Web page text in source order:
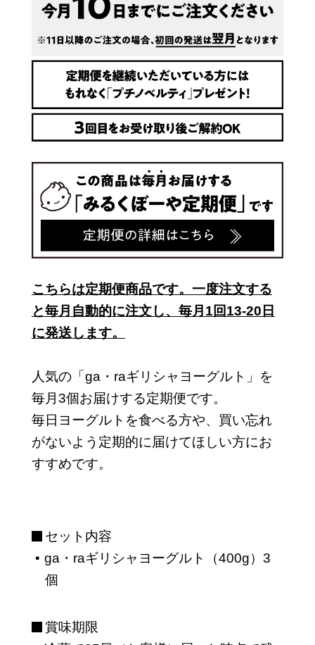
こちらは定期便商品です。一度注文する
と毎月自動的に注文し、毎月1回13-20日
に発送します。
人気の「ga・raギリシャヨーグルト」を
毎月3個お届けする定期便です。
毎日ヨーグルトを食べる方や、買い忘れ
がないよう定期的に届けてほしい方にお
すすめです。
セット内容
ga・raギリシャヨーグルト（400g）3
個
賞味期限